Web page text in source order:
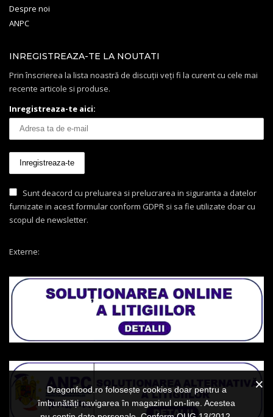
Despre noi
ANPC
INREGISTREAZA-TE LA NOUTATI
Prin înscrierea la lista noastră de discuții veți fi la curent cu cele mai
recente articole si produse.
Inregistreaza-te aici:
Sunt deacord cu preluarea si prelucrarea in siguranta a datelor
furnizate in acest formular conform GDPR si sa fie utilizate doar cu
scopul de newsletter.
Externe:
Dragonfood.ro folosește cookies doar pentru a
îmbunătăți navigarea în magazinul on-line. Acestea